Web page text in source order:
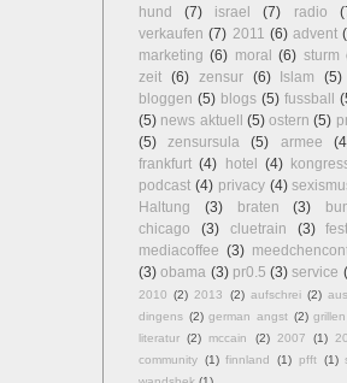
hund
(7) israel (7) radio
verkaufen (7) 2011 (6) advent
marketing (6) moral (6) sturm
zeit
(6) zensur (6) Islam (5)
bloggen (5) blogs (5) fussball
(5) news aktuell (5) ostern (5)
(5)
zensursula (5) armee
frankfurt (4) hotel (4)
podcast (4) privacy (4)
Haltung
(3) braten (3)
chicago
(3) cluetrain (3) fest
mediacoffee (3)
(3) obama (3) pr0.5 (3) service
2010 (2) 2013 (2) aufschrei (2)
dingens (2) german angst (2) grillen
literatur (2) mccain (2) 2007 (1)
community (1) finnland (1) pfft (1)